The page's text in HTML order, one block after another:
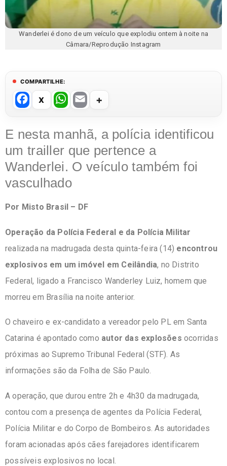
Wanderlei é dono de um veículo que explodiu ontem à noite na
Câmara/Reprodução Instagram
COMPARTILHE:
F
c
e
b
o
k
W
at
s
A
p
E
ail
E nesta manhã, a polícia identificou
um trailler que pertence a
Wanderlei. O veículo também foi
vasculhado
Por Misto Brasil – DF
Operação da Polícia Federal e da Polícia Militar
realizada na madrugada desta quinta-feira (14) encontrou
explosivos em um imóvel em Ceilândia, no Distrito
Federal, ligado a Francisco Wanderley Luiz, homem que
morreu em Brasília na noite anterior.
O chaveiro e ex-candidato a vereador pelo PL em Santa
Catarina é apontado como autor das explosões ocorridas
próximas ao Supremo Tribunal Federal (STF). As
informações são da Folha de São Paulo.
A operação, que durou entre 2h e 4h30 da madrugada,
contou com a presença de agentes da Polícia Federal,
Polícia Militar e do Corpo de Bombeiros. As autoridades
foram acionadas após cães farejadores identificarem
possíveis explosivos no local.